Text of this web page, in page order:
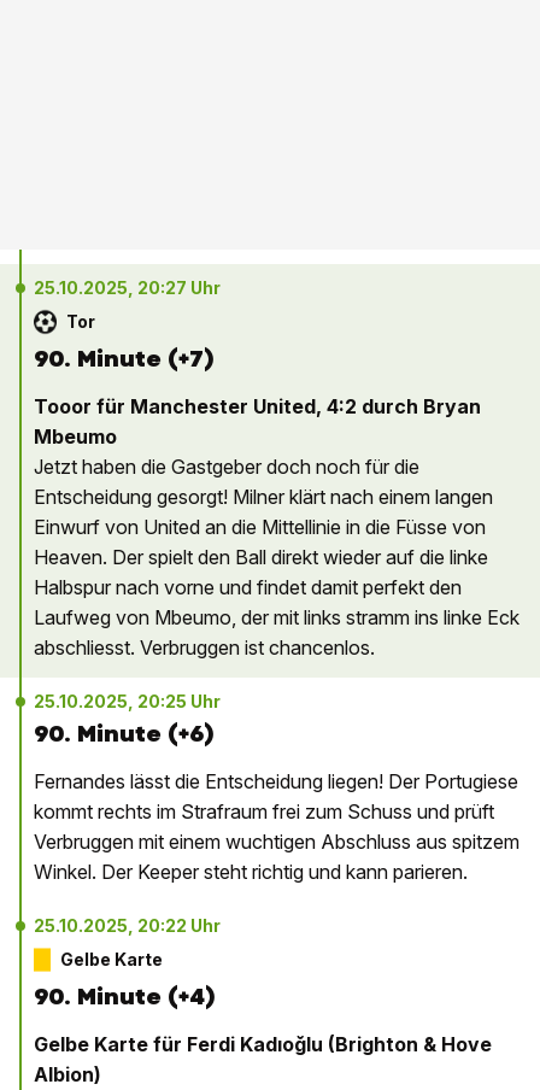
25.10.2025, 20:27 Uhr
Tor
90. Minute (+7)
Tooor für Manchester United, 4:2 durch Bryan
Mbeumo
Jetzt haben die Gastgeber doch noch für die
Entscheidung gesorgt! Milner klärt nach einem langen
Einwurf von United an die Mittellinie in die Füsse von
Heaven. Der spielt den Ball direkt wieder auf die linke
Halbspur nach vorne und findet damit perfekt den
Laufweg von Mbeumo, der mit links stramm ins linke Eck
abschliesst. Verbruggen ist chancenlos.
25.10.2025, 20:25 Uhr
90. Minute (+6)
Fernandes lässt die Entscheidung liegen! Der Portugiese
kommt rechts im Strafraum frei zum Schuss und prüft
Verbruggen mit einem wuchtigen Abschluss aus spitzem
Winkel. Der Keeper steht richtig und kann parieren.
25.10.2025, 20:22 Uhr
Gelbe Karte
90. Minute (+4)
Gelbe Karte für Ferdi Kadıoğlu (Brighton & Hove
Albion)